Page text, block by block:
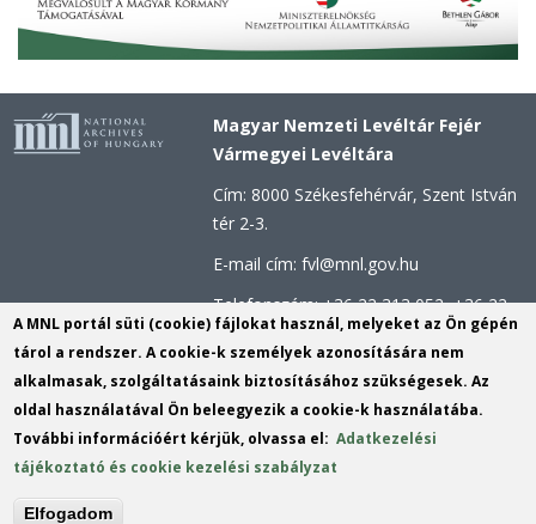
Magyar Nemzeti Levéltár Fejér
Vármegyei Levéltára
Cím: 8000 Székesfehérvár, Szent István
tér 2-3.
E-mail cím: fvl@mnl.gov.hu
Telefonszám: +36 22 313 052, +36 22
312 123
Hivatali kapu azonosító: MNLFML
KRID: 253813110
Hivatali kapu - Központi Érkeztetési
rendszer (KÉR) azonosító: MNL FML
A MNL portál süti (cookie) fájlokat használ, melyeket az Ön gépén
tárol a rendszer. A cookie-k személyek azonosítására nem
alkalmasak, szolgáltatásaink biztosításához szükségesek. Az
oldal használatával Ön beleegyezik a cookie-k használatába.
További információért kérjük, olvassa el:Adatkezelési
tájékoztató és cookie kezelési szabályzat
Elfogadom